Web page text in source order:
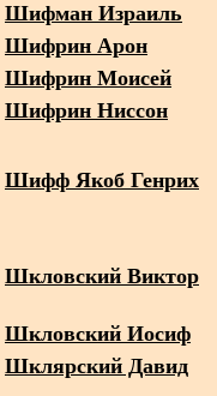
Шифман Израиль
Шифрин Арон
Шифрин Моисей
Шифрин Ниссон
Шифф Якоб Генрих
Шкловский Виктор
Шкловский Иосиф
Шклярский Давид